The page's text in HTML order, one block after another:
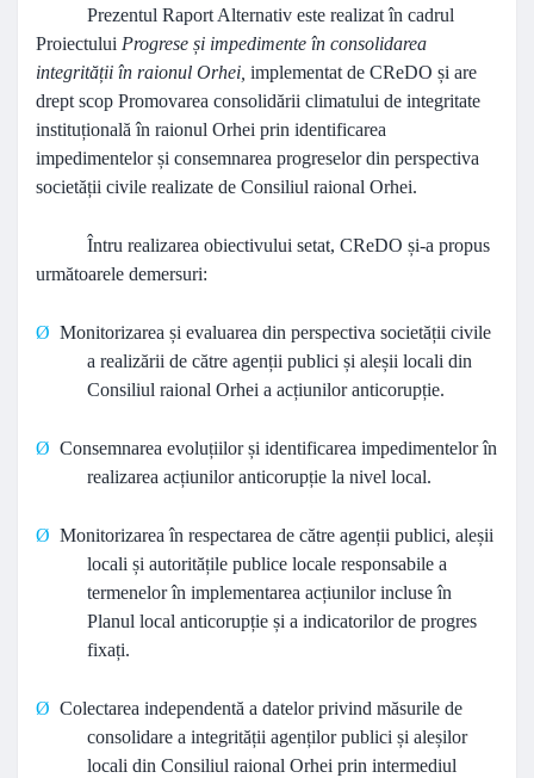
Prezentul Raport Alternativ este realizat în cadrul
Proiectului Progrese și impedimente în consolidarea
integrității în raionul Orhei, implementat de CReDO și are
drept scop Promovarea consolidării climatului de integritate
instituțională în raionul Orhei prin identificarea
impedimentelor și consemnarea progreselor din perspectiva
societății civile realizate de Consiliul raional Orhei.
Întru realizarea obiectivului setat, CReDO și-a propus
următoarele demersuri:
Ø Monitorizarea și evaluarea din perspectiva societății civile
a realizării de către agenții publici și aleșii locali din
Consiliul raional Orhei a acțiunilor anticorupție.
Ø Consemnarea evoluțiilor și identificarea impedimentelor în
realizarea acțiunilor anticorupție la nivel local.
Ø Monitorizarea în respectarea de către agenții publici, aleșii
locali și autoritățile publice locale responsabile a
termenelor în implementarea acțiunilor incluse în
Planul local anticorupție și a indicatorilor de progres
fixați.
Ø Colectarea independentă a datelor privind măsurile de
consolidare a integrității agenților publici și aleșilor
locali din Consiliul raional Orhei prin intermediul